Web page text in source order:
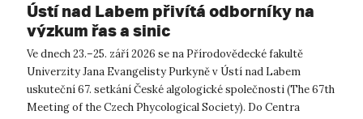
Ústí nad Labem přivítá odborníky na
výzkum řas a sinic
Ve dnech 23.–25. září 2026 se na Přírodovědecké fakultě
Univerzity Jana Evangelisty Purkyně v Ústí nad Labem
uskuteční 67. setkání České algologické společnosti (The 67th
Meeting of the Czech Phycological Society). Do Centra